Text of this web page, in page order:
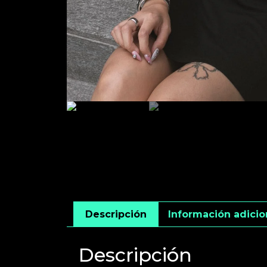
Descripción Información
Descripción